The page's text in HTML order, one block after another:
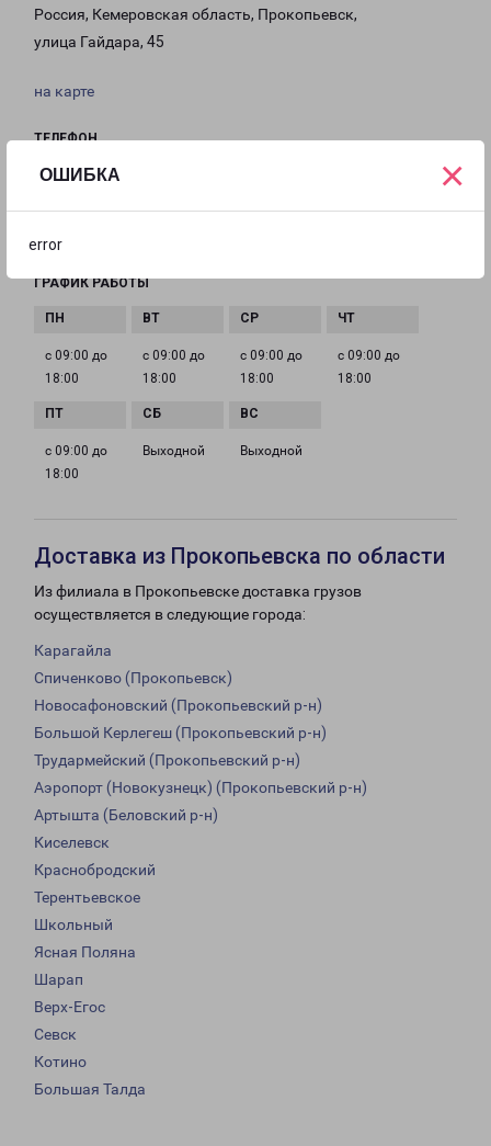
ОШИБКА
error
×
Россия, Кемеровская область, Прокопьевск,
улица Гайдара, 45
на карте
ТЕЛЕФОН
+7(3846) 682-090
EMAIL
ГРАФИК РАБОТЫ
с 09:00 до
18:00
с 09:00 до
18:00
с 09:00 до
18:00
с 09:00 до
18:00
с 09:00 до
18:00
Выходной Выходной
Доставка из Прокопьевска по области
Из филиала в Прокопьевске доставка грузов
осуществляется в следующие города:
Карагайла
Спиченково (Прокопьевск)
Новосафоновский (Прокопьевский р-н)
Большой Керлегеш (Прокопьевский р-н)
Трудармейский (Прокопьевский р-н)
Аэропорт (Новокузнецк) (Прокопьевский р-н)
Артышта (Беловский р-н)
Киселевск
Краснобродский
Терентьевское
Школьный
Ясная Поляна
Шарап
Верх-Егос
Севск
Котино
Большая Талда